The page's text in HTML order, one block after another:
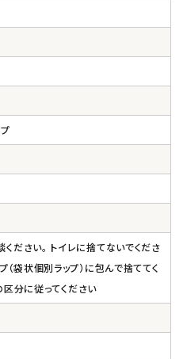
ださい。 トイレに捨てないでくださ
（袋状個別ラップ）に包んで捨ててく
分に従ってください